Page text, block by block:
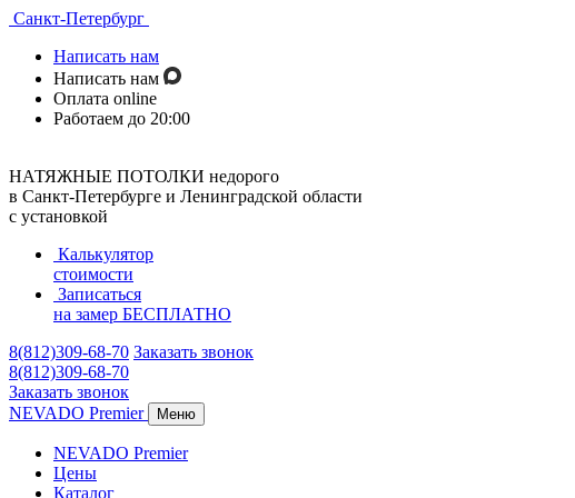
Санкт-Петербург
Написать нам
Написать нам
Оплата online
Работаем до 20:00
НАТЯЖНЫЕ ПОТОЛКИ недорого
в Санкт-Петербурге и Ленинградской области
с установкой
Калькулятор
стоимости
Записаться
на замер БЕСПЛАТНО
8(812)309-68-70 Заказать звонок
8(812)309-68-70
Заказать звонок
NEVADO Premier
Меню
NEVADO Premier
Цены
Каталог